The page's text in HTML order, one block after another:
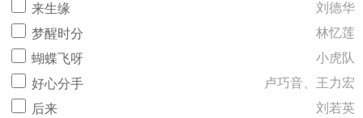
来生缘
刘德华
梦醒时分
林忆莲
蝴蝶飞呀
小虎队
好心分手
卢巧音、王力宏
后来
刘若英